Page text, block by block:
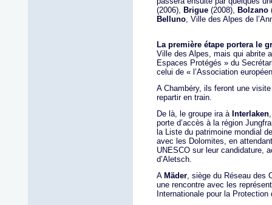
(2006), Brigue (2008), Bolzano
Belluno, Ville des Alpes de
La première étape portera le
Ville des Alpes, mais qui abrite
Espaces Protégés » du
celui de « l’Association
A Chambéry, ils feront une
repartir en train.
De là, le groupe ira à Interlaken
porte d’accès à la région
la Liste du patrimoine mondial
avec les Dolomites, en
UNESCO sur leur candidature,
d’Aletsch.
A Mäder, siège du Réseau des
une rencontre avec les
Internationale pour la Protection